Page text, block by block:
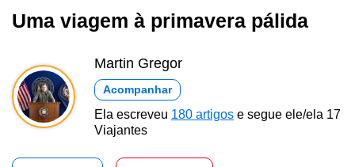
Uma viagem à primavera pálida
Martin Gregor
Acompanhar
Ela escreveu 180 artigos e segue ele/ela 17
Viajantes